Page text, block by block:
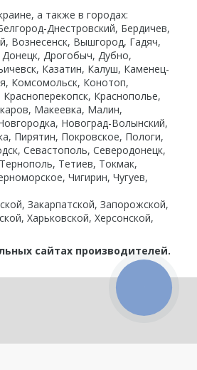
а также в городах:
Днестровский, Бердичев,
Вознесенск, Вышгород, Гадяч,
Дрогобыч, Дубно,
Казатин, Калуш, Каменец-
Комсомольск, Конотоп,
Краснополье,
Макеевка, Малин,
Новоград-Волынский,
Пирятин, Покровское, Пологи,
Севастополь, Северодонецк,
Тетиев, Токмак,
Чигирин, Чугуев,
Закарпатской, Запорожской,
Харьковской, Херсонской,
сайтах производителей.